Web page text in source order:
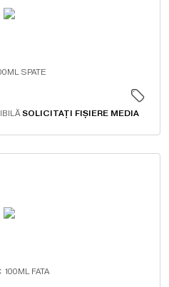
SPATE
SOLICITAȚI FIȘIERE MEDIA
FATA